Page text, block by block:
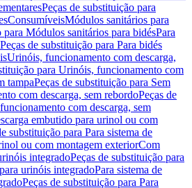
Peças de substituição para
ConsumíveisMódulos sanitários para
para Módulos sanitários para bidésPara
Peças de substituição para Para bidés
Urinóis, funcionamento com descarga,
para Urinóis, funcionamento com
tampaPeças de substituição para Sem
com descarga, sem rebordoPeças de
com descarga, sem
embutido para urinol ou com
substituição para Para sistema de
ou com montagem exteriorCom
integradoPeças de substituição para
urinóis integradoPara sistema de
Peças de substituição para Para